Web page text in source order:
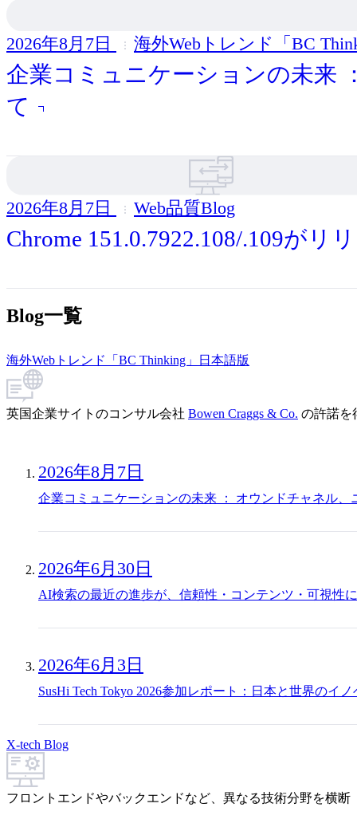
2026年8月7日 海外Webトレンド「BC
企業コミュニケーションの未来
て
2026年8月7日 Web品質Blog
Chrome 151.0.7922.108/.109がリ
Blog一覧
海外Webトレンド「BC Thinking」日本語版
英国企業サイトのコンサル会社 Bowen Craggs & Co. の許諾を
2026年8月7日
企業コミュニケーションの未来 ： オウンドチャネル
2026年6月30日
AI検索の最近の進歩が、信頼性・コンテンツ・可視性
2026年6月3日
SusHi Tech Tokyo 2026参加レポート：日本と世界の
X-tech Blog
フロントエンドやバックエンドなど、異なる技術分野を横